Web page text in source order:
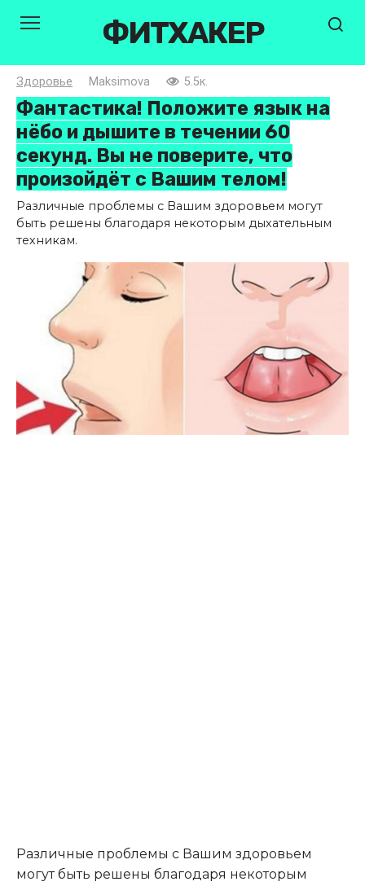
ФИТХАКЕР
Здоровье Maksimova 5.5к.
Фантастика! Положите язык на
нёбо и дышите в течении 60
секунд. Вы не поверите, что
произойдёт с Вашим телом!
Различные проблемы с Вашим здоровьем могут
быть решены благодаря некоторым дыхательным
техникам.
Различные проблемы с Вашим здоровьем
могут быть решены благодаря некоторым